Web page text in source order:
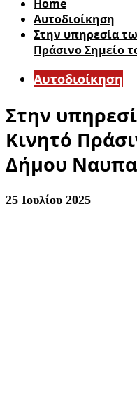
Home
Αυτοδιοίκηση
Στην υπηρεσία
Πράσινο Σημείο
Αυτοδιοίκηση
Στην
Κινητό
Δήμου
25 Ιουλίου 2025